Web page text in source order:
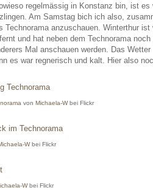
regelmässig in Konstanz bin, ist
Am Samstag bich ich also,
Technorama anzuschauen. Winterthur
und hat neben dem Technorama
Mal anschauen werden. Das
es war regnerisch und kalt. Hier also
von Michaela-Wbei Flickr
Wbei Flickr
Wbei Flickr